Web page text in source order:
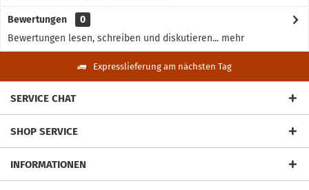
Bewertungen
0
Bewertungen lesen, schreiben und diskutieren... mehr
Expresslieferung am nächsten Tag
SERVICE CHAT
SHOP SERVICE
INFORMATIONEN